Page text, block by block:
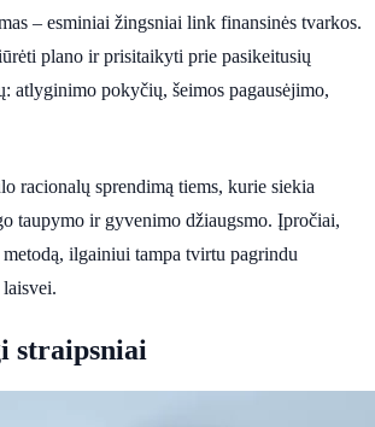
– esminiai žingsniai link finansinės tvarkos.
plano ir prisitaikyti prie pasikeitusių
atlyginimo pokyčių, šeimos pagausėjimo,
racionalų sprendimą tiems, kurie siekia
taupymo ir gyvenimo džiaugsmo. Įpročiai,
ilgainiui tampa tvirtu pagrindu
straipsniai